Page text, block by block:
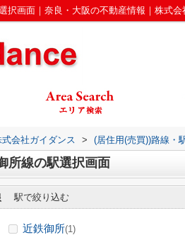
択画面｜奈良・大阪の不動産情報｜株式会
会社ガイダンス > (居住用(売買))路線・
所線の駅選択画面
駅で絞り込む
近鉄御所(1)